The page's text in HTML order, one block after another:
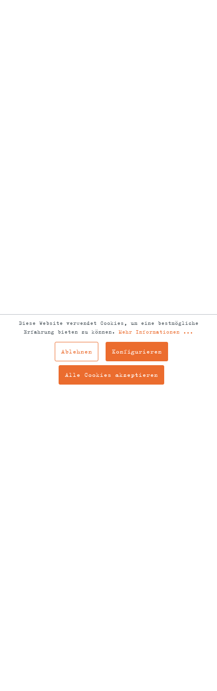
Diese Website verwendet Cookies, um eine bestmögliche
Erfahrung bieten zu können. Mehr Informationen ...
Ablehnen Konfigurieren
Alle Cookies akzeptieren